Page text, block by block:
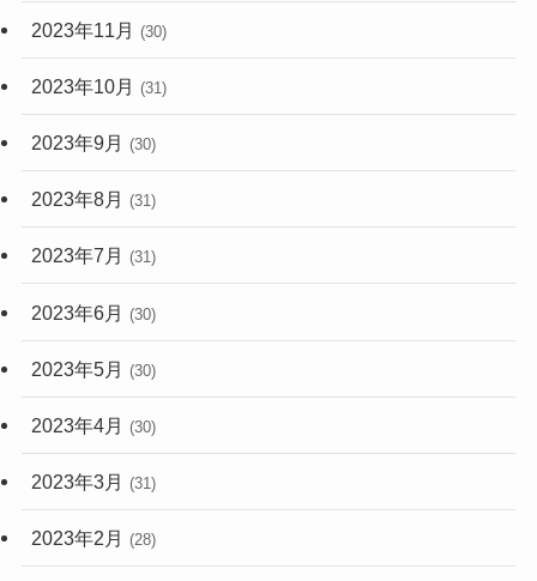
2023年11月 (30)
2023年10月 (31)
2023年9月 (30)
2023年8月 (31)
2023年7月 (31)
2023年6月 (30)
2023年5月 (30)
2023年4月 (30)
2023年3月 (31)
2023年2月 (28)